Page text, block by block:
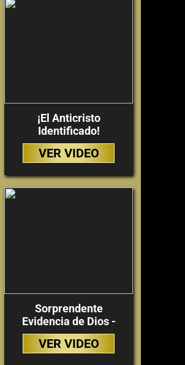
¡El Anticristo
Identificado!
VER VIDEO
Sorprendente
Evidencia de Dios -
VER VIDEO